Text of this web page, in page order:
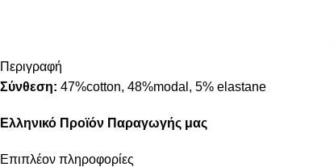
Περιγραφή
Σύνθεση: 47%cotton, 48%modal, 5% elastane
Ελληνικό Προϊόν Παραγωγής μας
Επιπλέον πληροφορίες